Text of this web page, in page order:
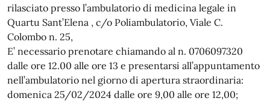
rilasciato presso l’ambulatorio di medicina legale in
Quartu Sant’Elena , c/o Poliambulatorio, Viale C.
Colombo n. 25,
E’ necessario prenotare chiamando al n. 0706097320
dalle ore 12.00 alle ore 13 e presentarsi all’appuntamento
nell’ambulatorio nel giorno di apertura straordinaria:
domenica 25/02/2024 dalle ore 9,00 alle ore 12,00;